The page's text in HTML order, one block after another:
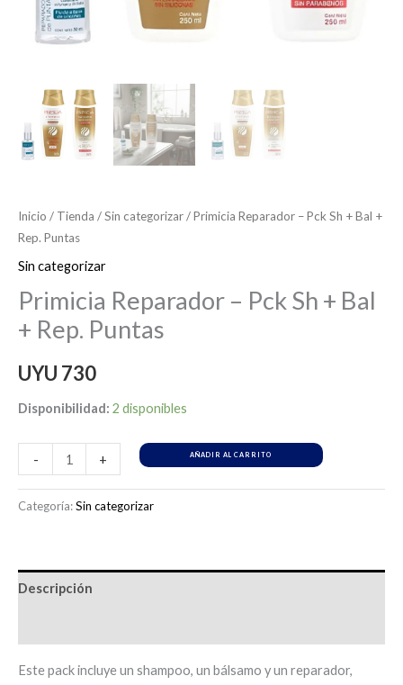
Inicio / Tienda /Sin categorizar/ Primicia Reparador – Pck Sh + Bal +
Rep. Puntas
Sin categorizar
Primicia Reparador – Pck Sh + Bal
+ Rep. Puntas
UYU 730
Disponibilidad: 2 disponibles
- + AÑADIR AL CARRITO
Categoría:Sin categorizar
Descripción
Este pack incluye un shampoo, un bálsamo y un reparador,